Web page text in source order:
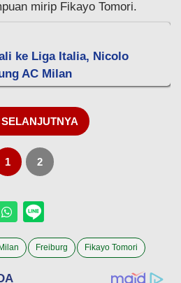
mirip Fikayo Tomori.
ke Liga Italia, Nicolo
AC Milan
1 2
Freiburg Fikayo Tomori